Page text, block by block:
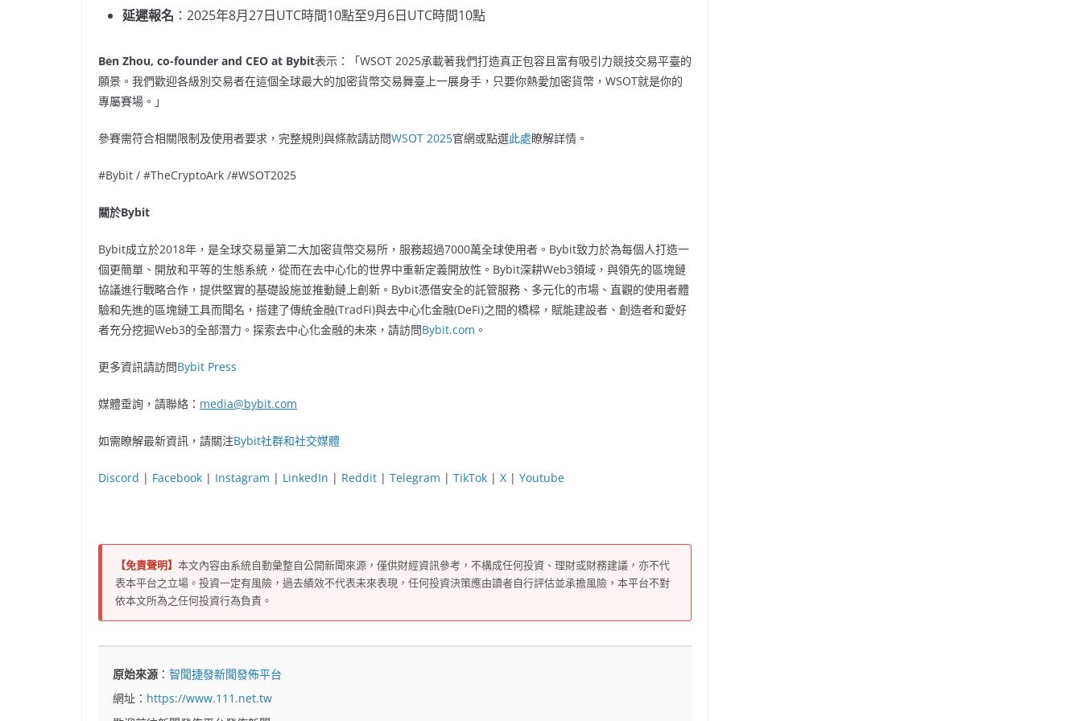
延遲報名 ：2025年8月27日UTC時間10點至9月6日UTC時間10點
Ben Zhou, co-founder and CEO at Bybit表示：「WSOT 2025承載著我們打造真正包容且富有吸引力競技交易平臺的
願景。我們歡迎各級別交易者在這個全球最大的加密貨幣交易舞臺上一展身手，只要你熱愛加密貨幣，WSOT就是你的
專屬賽場。」
參賽需符合相關限制及使用者要求，完整規則與條款請訪問WSOT 2025官網或點選此處瞭解詳情。
#Bybit / #TheCryptoArk /#WSOT2025
關於Bybit
Bybit成立於2018年，是全球交易量第二大加密貨幣交易所，服務超過7000萬全球使用者。Bybit致力於為每個人打造一
個更簡單、開放和平等的生態系統，從而在去中心化的世界中重新定義開放性。Bybit深耕Web3領域，與領先的區塊鏈
協議進行戰略合作，提供堅實的基礎設施並推動鏈上創新。Bybit憑借安全的託管服務、多元化的市場、直觀的使用者體
驗和先進的區塊鏈工具而聞名，搭建了傳統金融(TradFi)與去中心化金融(DeFi)之間的橋樑，賦能建設者、創造者和愛好
者充分挖掘Web3的全部潛力。探索去中心化金融的未來，請訪問Bybit.com 。
更多資訊請訪問Bybit Press
媒體垂詢，請聯絡： media@bybit.com
如需瞭解最新資訊，請關注Bybit社群和社交媒體
Discord | Facebook | Instagram | LinkedIn | Reddit | Telegram | TikTok | X | Youtube
【免責聲明】 本文內容由系統自動彙整自公開新聞來源，僅供財經資訊參考，不構成任何投資、理財或財務建議，亦不代
表本平台之立場。投資一定有風險，過去績效不代表未來表現，任何投資決策應由讀者自行評估並承擔風險，本平台不對
依本文所為之任何投資行為負責。
原始來源 ：智聞捷發新聞發佈平台
網址： https://www.111.net.tw